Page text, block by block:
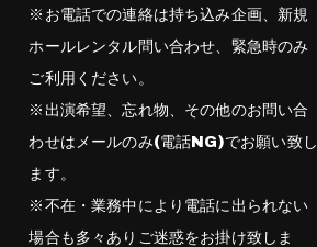
※お電話での連絡は持ち込み企画、新規
ホールレンタル問い合わせ、緊急時のみ
ご利用ください。
※出演希望、忘れ物、その他のお問い合
わせはメールのみ(電話NG)でお願い致し
ます。
※不在・業務中により電話に出られない
場合も多々ありご迷惑をお掛け致しま